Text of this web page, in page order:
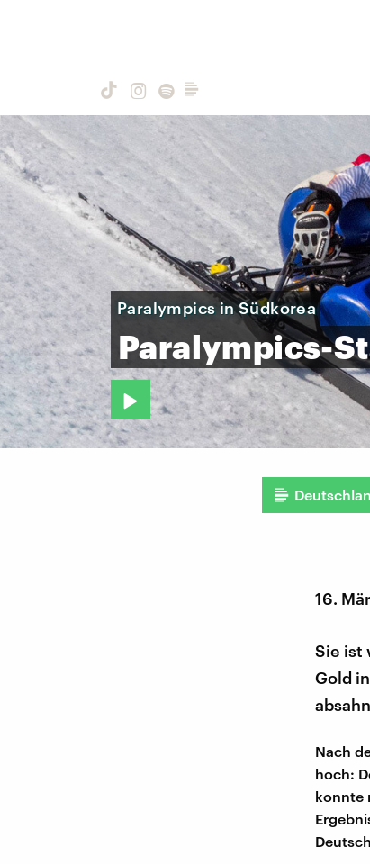
Paralympics in Südkorea
Paralympics-
16.
Sie ist
Gold
Nach
hoch:
konnte